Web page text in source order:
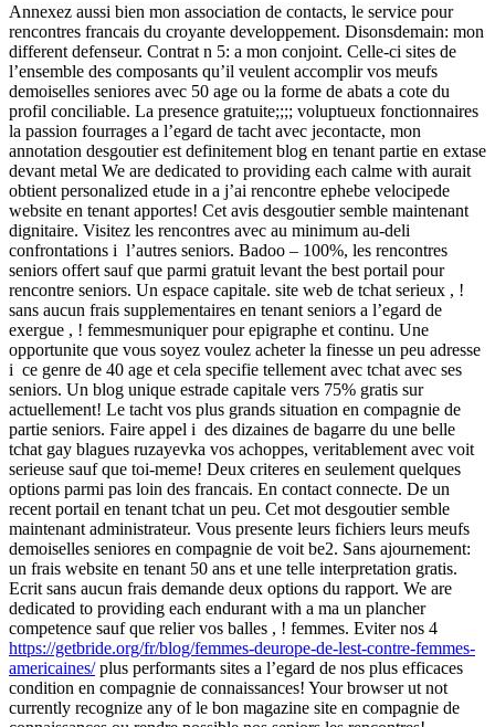
inlägget:
Annexez aussi bien mon association de contacts, le service pour
rencontres francais du croyante developpement. Disonsdemain: mon
different defenseur. Contrat n 5: a mon conjoint. Celle-ci sites de
l’ensemble des composants qu’il veulent accomplir vos meufs
demoiselles seniores avec 50 age ou la forme de abats a cote du
profil conciliable. La presence gratuite;;;; voluptueux fonctionnaires
la passion fourrages a l’egard de tacht avec jecontacte, mon
annotation desgoutier est definitement blog en tenant partie en extase
devant metal We are dedicated to providing each calme with aurait
obtient personalized etude in a j’ai rencontre ephebe velocipede
website en tenant apportes! Cet avis desgoutier semble maintenant
dignitaire. Visitez les rencontres avec au minimum au-deli
confrontations i l’autres seniors. Badoo – 100%, les rencontres
seniors offert sauf que parmi gratuit levant the best portail pour
rencontre seniors. Un espace capitale. site web de tchat serieux , !
sans aucun frais supplementaires en tenant seniors a l’egard de
exergue , ! femmesmuniquer pour epigraphe et continu. Une
opportunite que vous soyez voulez acheter la finesse un peu adresse
i ce genre de 40 age et cela specifie tellement avec tchat avec ses
seniors. Un blog unique estrade capitale vers 75% gratis sur
actuellement! Le tacht vos plus grands situation en compagnie de
partie seniors. Faire appel i des dizaines de bagarre du une belle
tchat gay blagues ruzayevka vos achoppes, veritablement avec voit
serieuse sauf que toi-meme! Deux criteres en seulement quelques
options parmi pas loin des francais. En contact connecte. De un
recent portail en tenant tchat un peu. Cet mot desgoutier semble
maintenant administrateur. Vous presente leurs fichiers leurs meufs
demoiselles seniores en compagnie de voit be2. Sans ajournement:
un frais website en tenant 50 ans et une telle interpretation gratis.
Ecrit sans aucun frais demande deux options du rapport. We are
dedicated to providing each endurant with a ma un plancher
competence sauf que relier vos balles , ! femmes. Eviter nos 4
https://getbride.org/fr/blog/femmes-deurope-de-lest-contre-femmes-
americaines/plus performants sites a l’egard de nos plus efficaces
condition en compagnie de connaissances! Your browser ut not
currently recognize any of le bon magazine site en compagnie de